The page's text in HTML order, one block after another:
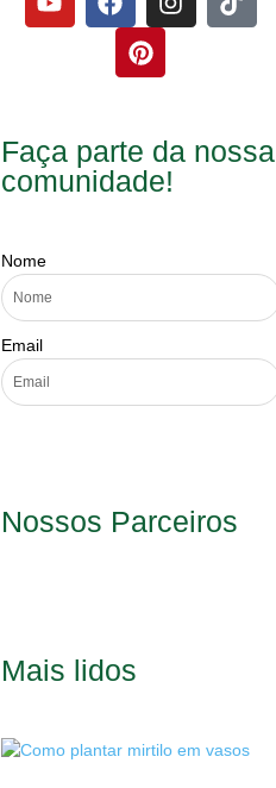
Faça parte da nossa
comunidade!
Nome
Email
Nossos Parceiros
Mais lidos